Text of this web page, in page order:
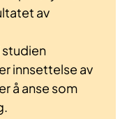
av
studien
innsettelse av
å anse som